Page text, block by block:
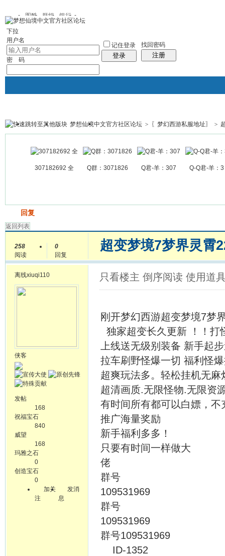
图酷 群组 银行
下拉
用户名
密 码
记住登录
登录
找回密码
注册
银行 群组聚合 我的空间
帖子
梦想仙境中文官方社区论坛 > 〖梦幻西游私服地址〗 >
307182692 全 Q群：3071826 Q君-羊：307 Q-Q君-羊：3
回复
返回列表
258
阅读
0
回复
超变梦境7梦界灵霄
离线xiuqi110
侠客
发帖
168
祝福宝石
840
威望
168
玛雅之石
0
创造宝石
0
加关
注
发消
息
只看楼主 倒序阅读 使用道
刚开梦幻西游超变梦境7梦
独家超变长久更新 ！！打
上线送无级别装备 新手起
拉车刷野怪爆一切 福利怪
超爽玩法多。轻松挂机无麻
超清画质.无限怪物.无限资
有时间所有都可以白嫖，
推广海量奖励
新手福利多多！
只要有时间一样做大
群号
群号
群号109531969
ID-1352